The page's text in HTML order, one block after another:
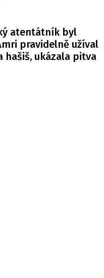
atentátník byl
pravidelně užíval
hašiš, ukázala pitva